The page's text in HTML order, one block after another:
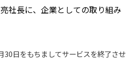
社長に、企業としての取り組み
30日をもちましてサービスを終了させ